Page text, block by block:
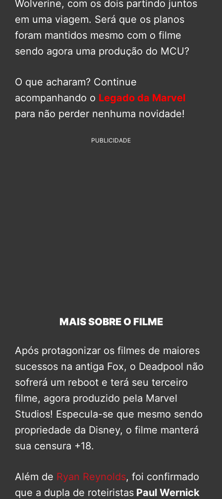
Wolverine, com os dois partindo juntos
em uma viagem. Será que os planos
foram mantidos mesmo com o filme
sendo agora uma produção do MCU?
O que acharam? Continue
acompanhando o Legado da Marvel
para não perder nenhuma novidade!
PUBLICIDADE
MAIS SOBRE O FILME
Após protagonizar os filmes de maiores
sucessos na antiga Fox, o Deadpool não
sofrerá um reboot e terá seu terceiro
filme, agora produzido pela Marvel
Studios! Especula-se que mesmo sendo
propriedade da Disney, o filme manterá
sua censura +18.
Além de Ryan Reynolds, foi confirmado
que a dupla de roteiristas Paul Wernick